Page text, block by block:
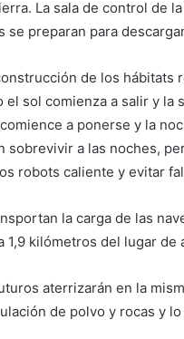
La sala de control de
se preparan para
de los hábitats
el sol comienza a salir y la
a ponerse y la
sobrevivir a las noches,
robots caliente y evitar
la carga de las
1,9 kilómetros del lugar de
aterrizarán en la
de polvo y rocas y